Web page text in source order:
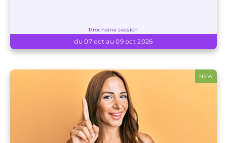
Prochaine session
du 07 oct au 09 oct 2026
NEW